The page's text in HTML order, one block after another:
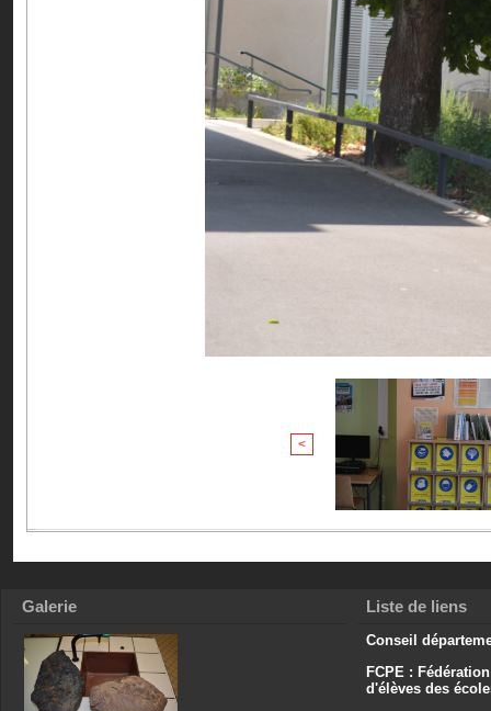
<
Galerie Liste de liens
Conseil
FCPE :
d'élèves des